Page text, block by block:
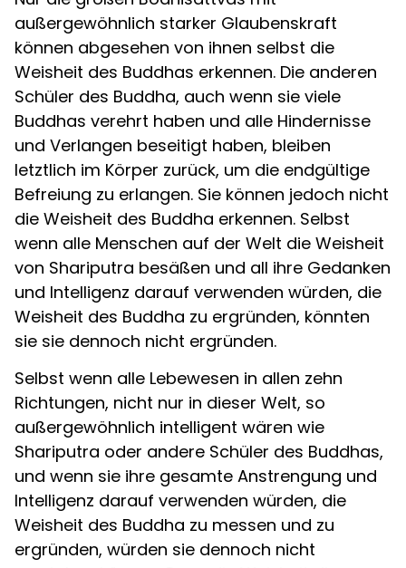
außergewöhnlich starker Glaubenskraft
können abgesehen von ihnen selbst die
Weisheit des Buddhas erkennen. Die anderen
Schüler des Buddha, auch wenn sie viele
Buddhas verehrt haben und alle Hindernisse
und Verlangen beseitigt haben, bleiben
letztlich im Körper zurück, um die endgültige
Befreiung zu erlangen. Sie können jedoch nicht
die Weisheit des Buddha erkennen. Selbst
wenn alle Menschen auf der Welt die Weisheit
von Shariputra besäßen und all ihre Gedanken
und Intelligenz darauf verwenden würden, die
Weisheit des Buddha zu ergründen, könnten
sie sie dennoch nicht ergründen.
Selbst wenn alle Lebewesen in allen zehn
Richtungen, nicht nur in dieser Welt, so
außergewöhnlich intelligent wären wie
Shariputra oder andere Schüler des Buddhas,
und wenn sie ihre gesamte Anstrengung und
Intelligenz darauf verwenden würden, die
Weisheit des Buddha zu messen und zu
ergründen, würden sie dennoch nicht